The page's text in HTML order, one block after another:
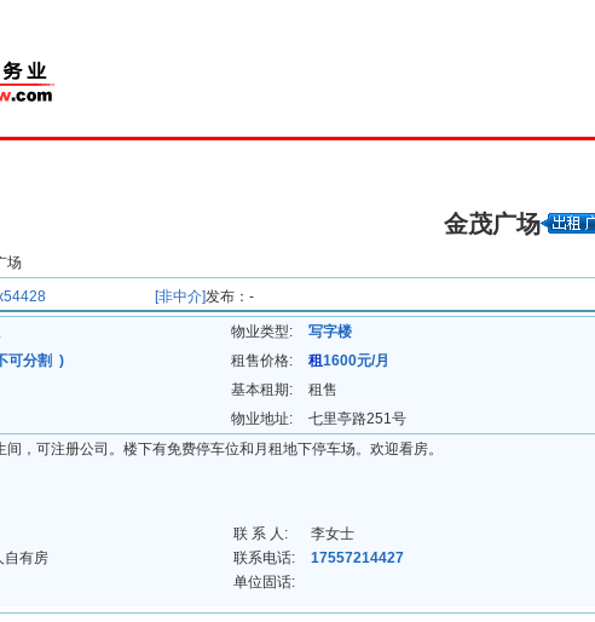
金茂广场
场
[非中介]发布：-
物业类型: 写字楼
可分割 ) 租售价格: 租1600元/月
基本租期: 租售
物业地址:
七里亭路251号
间，可注册公司。楼下有免费停车位和月租地下停车场。欢迎看房。
联 系 人: 李女士
自有房 联系电话:
17557214427
单位固话: